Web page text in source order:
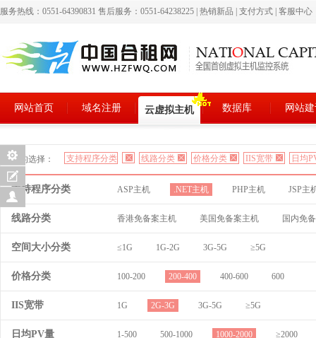
服务热线：0551-64390831 售后服务：0551-64238225 热销新品 支付方式 客服中心
网站首页 域名注册 云虚拟主机 数据库 网站
您的选择： 支持程序分类 线路分类 价格分类 IIS宽带 日均
支持程序分类 ASP主机 .NET主机 PHP主机 JSP主
线路分类 香港免备案主机 美国免备案主机 国内免
空间大小分类 ≤1G 1G-2G 3G-5G ≥5G
价格分类 100-200 200-400 400-600 600
IIS宽带 1G 2G-3G 3G-5G ≥5G
日均PV量 1-500 500-1000 1000-2000 ≥2000